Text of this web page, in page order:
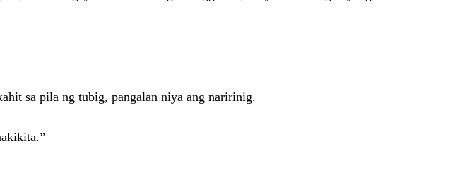
sa pila ng tubig, pangalan niya ang naririnig.